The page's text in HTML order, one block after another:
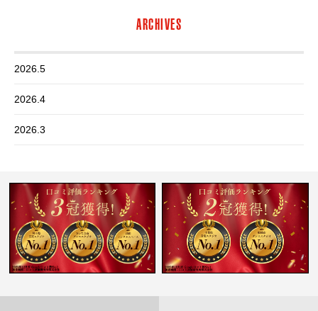
ARCHIVES
2026.5
2026.4
2026.3
2026.1
2025.12
2025.11